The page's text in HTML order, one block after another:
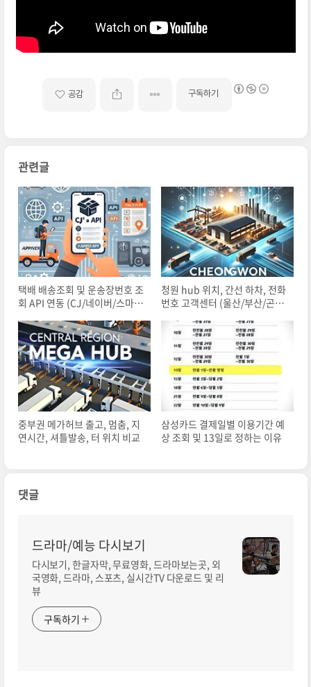
공감 구독하기
관련글
택배 배송조회 및 운송장번호 조
회 API 연동 (CJ/네이버/스마
청원 hub 위치, 간선 하차, 전화
번호 고객센터 (울산/부산/곤지
중부권 메가허브 출고, 멈춤, 지
연시간, 셔틀발송, 터 위치 비교
삼성카드 결제일별 이용기간 예
상 조회 및 13일로 정하는 이유
댓글
드라마/예능 다시보기
다시보기, 한글자막, 무료영화, 드라마보는곳, 외
국영화, 드라마, 스포츠, 실시간TV 다운로드 및 리
뷰
구독하기